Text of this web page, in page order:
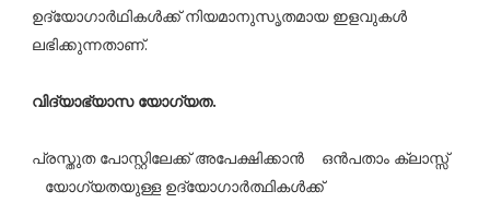
ഉദ്യോഗാര്‍ഥികള്‍ക്ക് നിയമാനുസൃതമായ ഇളവുകള്‍
ലഭിക്കുന്നതാണ്.
വിദ്യാഭ്യാസ യോഗ്യത.
പ്രസ്തുത പോസ്റ്റിലേക്ക് അപേക്ഷിക്കാൻ ഒന്‍പതാം ക്ലാസ്സ്‌
യോഗ്യതയുള്ള ഉദ്യോഗാർത്ഥികൾക്ക്